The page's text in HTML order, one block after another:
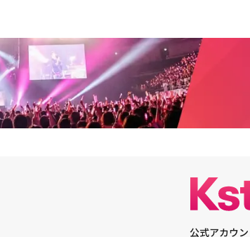
してください）」「王女ピョンガン 月が浮かぶ川」「医師ヨハン
着」「ドクタープリズナー」「SKYキャッスル～上流階級の妻た
ュンベ「ここに来て抱きしめて」「最高の恋人（共同演出）「白
ン「ブラック～恋する死神～」「神様がくれた14日間」「イルジ
全土を震撼させた「ヘッドハンター殺人事件」、それは殺害後、
た。奇跡的に生き残った少年コ・ムチの証言により医師ハン・ソ
巡警チョン・バルムを相棒に捜査へと乗り出す。一方、ソジュン
がいることが明らかになり。■関連サイト「マウス～ある殺人者
ップルと共に「ノルモンノルモンボプソ（遊びながら見よう）」
イ・ジニョク、ナム・ギュヒ、キム・ヨンソン、キム・ヒチャン
も大きいことを表す核＋皆の人気者という意味のインサイダーを
く、フォトゾーンでは必ず記念写真を残すイ・・ジニョクとナム
に描いたような海を背景に、同じポーズを取っている2人の姿か
力が漂う。最後にキム・ヨンソンとキム・ヒチャンカップルは、2
トに当選し、一緒に済州島旅行に向かう3組のカップルの幸せそ
ットは、見るだけでも癒やしを感じさせると同時に、「イベント
かれる彼らの済州島旅行にさらに期待を高める。制作陣は「すで
を通じて、済州島の美しさをたくさん確認してきたと思う。今ま
チャンまで。それぞれ異なる魅力を持つキャラクターたちが、
いうことと、旅行という特別な状況が与えるときめき、そしてこ
富んだ事件・事故は「イベントを確認してください」への期待を
されたスチールカットには、クォン・ファウンの様子が収められ
インディーズバンドのアドニス（Adonis）のリーダー兼ボーカル
ァウンは、スチールカットの中でエレキギターを担いでバンドメ
てロックスピリットをアピールしている。立っている様子から
たベテランバンドのボーカルの雰囲気が漂う。キーボード、ドラ
れぞれの席に座っている姿勢や楽器を奏でる様子から、長い間共
が際立つ。しかし、これまでとは違ってシニカルなクォン・ファ
どのようなことが襲いかかるのか、好奇心がくすぐられる。「イ
公式アカウ